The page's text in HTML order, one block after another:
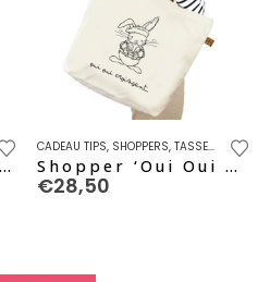
Shopper ‘Bonjour Amour’
CADEAU TIPS, SHOPPERS, TASSEN & ACCESSOIRES
Shopper ‘Oui Oui Croissant’
€28,50